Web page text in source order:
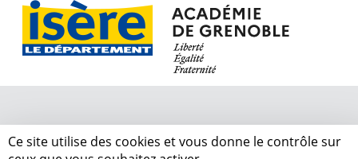
Ce site utilise des cookies et vous donne le contrôle sur